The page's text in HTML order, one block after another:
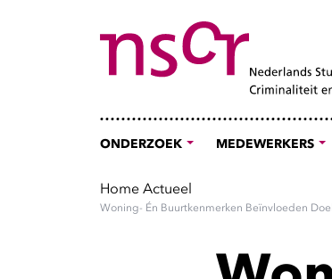
ONDERZOEK MEDEWERKERS
Home Actueel
Woning- Én Buurtkenmerken Beïnvloeden